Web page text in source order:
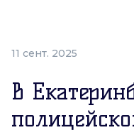
11 сент. 2025
В